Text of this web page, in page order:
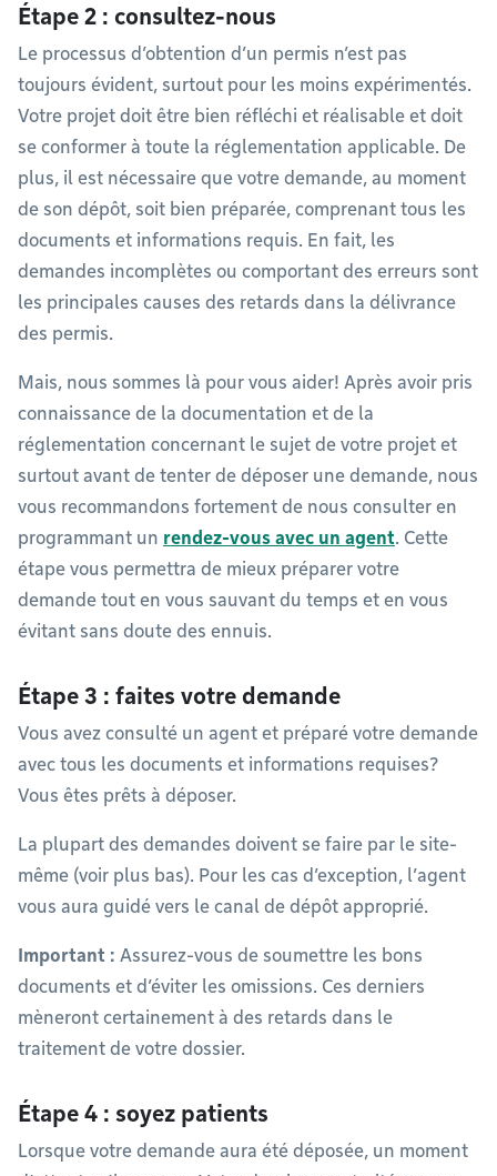
Étape 2 : consultez-nous
Le processus d’obtention d’un permis n’est pas
toujours évident, surtout pour les moins expérimentés.
Votre projet doit être bien réfléchi et réalisable et doit
se conformer à toute la réglementation applicable. De
plus, il est nécessaire que votre demande, au moment
de son dépôt, soit bien préparée, comprenant tous les
documents et informations requis. En fait, les
demandes incomplètes ou comportant des erreurs sont
les principales causes des retards dans la délivrance
des permis.
Mais, nous sommes là pour vous aider! Après avoir pris
connaissance de la documentation et de la
réglementation concernant le sujet de votre projet et
surtout avant de tenter de déposer une demande, nous
vous recommandons fortement de nous consulter en
programmant un rendez-vous avec un agent. Cette
étape vous permettra de mieux préparer votre
demande tout en vous sauvant du temps et en vous
évitant sans doute des ennuis.
Étape 3 : faites votre demande
Vous avez consulté un agent et préparé votre demande
avec tous les documents et informations requises?
Vous êtes prêts à déposer.
La plupart des demandes doivent se faire par le site-
même (voir plus bas). Pour les cas d’exception, l’agent
vous aura guidé vers le canal de dépôt approprié.
Important : Assurez-vous de soumettre les bons
documents et d’éviter les omissions. Ces derniers
mèneront certainement à des retards dans le
traitement de votre dossier.
Étape 4 : soyez patients
Lorsque votre demande aura été déposée, un moment